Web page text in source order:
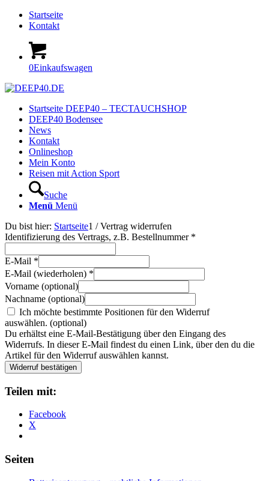
Startseite
Kontakt
0Einkaufswagen
Startseite DEEP40 – TECTAUCHSHOP
DEEP40 Bodensee
News
Kontakt
Onlineshop
Mein Konto
Reisen mit Action Sport
Suche
Menü Menü
Du bist hier: Startseite1 / Vertrag widerrufen
Identifizierung des Vertrags, z.B. Bestellnummer *
E-Mail *
E-Mail (wiederholen) *
Vorname (optional)
Nachname (optional)
Ich möchte bestimmte Positionen für den Widerruf
auswählen. (optional)
Du erhältst eine E-Mail-Bestätigung über den Eingang des
Widerrufs. In dieser E-Mail findest du einen Link, über den du die
Artikel für den Widerruf auswählen kannst.
Widerruf bestätigen
Teilen mit:
Facebook
X
Seiten